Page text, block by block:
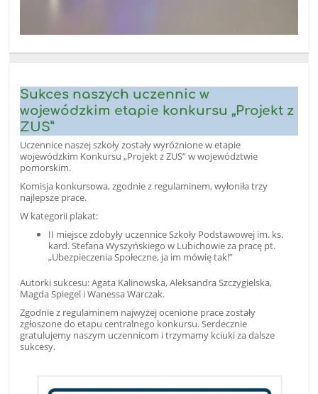
Sukces naszych uczennic w
wojewódzkim etapie konkursu „Projekt z
ZUS”
Uczennice naszej szkoły zostały wyróżnione w etapie
wojewódzkim Konkursu „Projekt z ZUS” w województwie
pomorskim.
Komisja konkursowa, zgodnie z regulaminem, wyłoniła trzy
najlepsze prace.
W kategorii plakat:
II miejsce zdobyły uczennice Szkoły Podstawowej im. ks.
kard. Stefana Wyszyńskiego w Lubichowie za pracę pt.
„Ubezpieczenia Społeczne, ja im mówię tak!”
Autorki sukcesu: Agata Kalinowska, Aleksandra Szczygielska,
Magda Spiegel i Wanessa Warczak.
Zgodnie z regulaminem najwyżej ocenione prace zostały
zgłoszone do etapu centralnego konkursu. Serdecznie
gratulujemy naszym uczennicom i trzymamy kciuki za dalsze
sukcesy.